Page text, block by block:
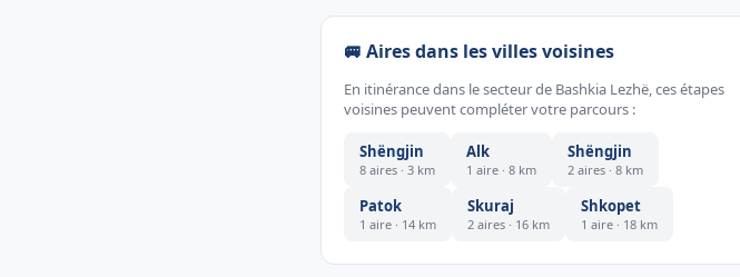
🚐 Aires dans les villes voisines
En itinérance dans le secteur de Bashkia Lezhë, ces étapes
voisines peuvent compléter votre parcours :
Shëngjin
8 aires · 3 km
Alk
1 aire · 8 km
Shëngjin
2 aires · 8 km
Patok
1 aire · 14 km
Skuraj
2 aires · 16 km
Shkopet
1 aire · 18 km